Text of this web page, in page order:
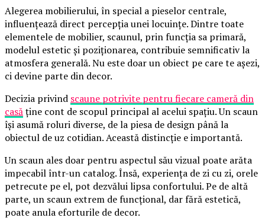
Alegerea mobilierului, în special a pieselor centrale,
influențează direct percepția unei locuințe. Dintre toate
elementele de mobilier, scaunul, prin funcția sa primară,
modelul estetic și poziționarea, contribuie semnificativ la
atmosfera generală. Nu este doar un obiect pe care te așezi,
ci devine parte din decor.
Decizia privind scaune potrivite pentru fiecare cameră din
casăține cont de scopul principal al acelui spațiu. Un scaun
își asumă roluri diverse, de la piesa de design până la
obiectul de uz cotidian. Această distincție e importantă.
Un scaun ales doar pentru aspectul său vizual poate arăta
impecabil într-un catalog. Însă, experiența de zi cu zi, orele
petrecute pe el, pot dezvălui lipsa confortului. Pe de altă
parte, un scaun extrem de funcțional, dar fără estetică,
poate anula eforturile de decor.